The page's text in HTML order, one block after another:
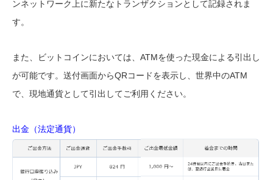
ンネットワーク上に新たなトランザクションとして記録されま
す。
また、ビットコインにおいては、ATMを使った現金による引出し
が可能です。送付画面からQRコードを表示し、世界中のATM
で、現地通貨として引出してご利用ください。
出金（法定通貨）